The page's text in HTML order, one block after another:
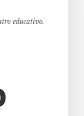
educativo.